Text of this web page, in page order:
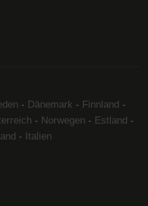
- Dänemark - Finnland -
- Norwegen - Estland -
- Italien